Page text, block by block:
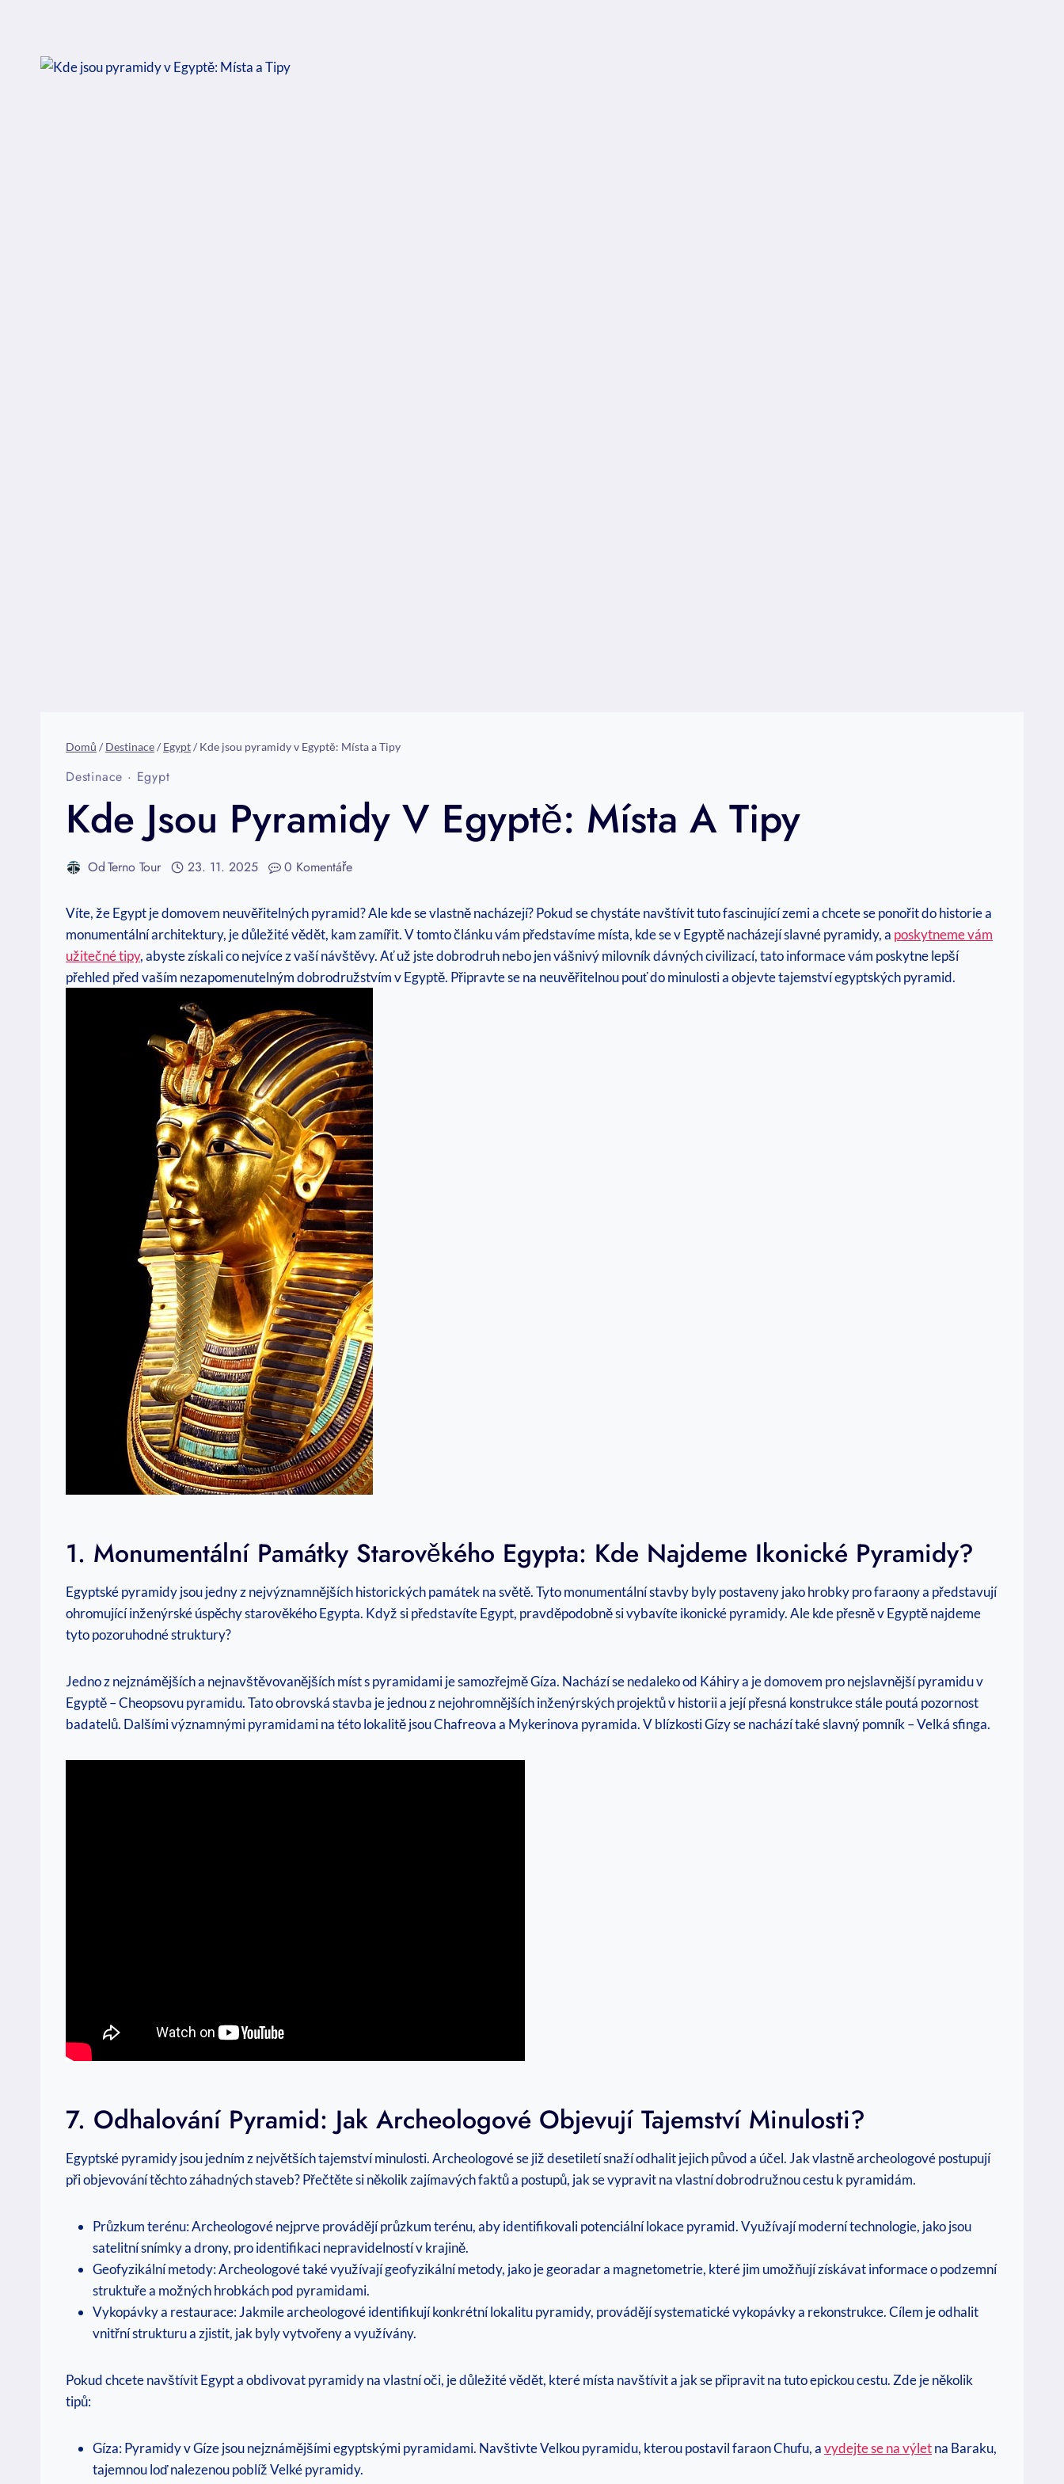
Domů / Destinace/ Egypt/ Kde jsou pyramidy v Egyptě: Místa a Tipy
Destinace · Egypt
Kde Jsou Pyramidy V Egyptě: Místa A Tipy
OdTerno Tour 23. 11. 2025 0 Komentáře
Víte, že Egypt je domovem neuvěřitelných pyramid? Ale kde se vlastně nacházejí? Pokud se chystáte navštívit tuto fascinující zemi a chcete se ponořit do historie a
monumentální architektury, je důležité vědět, kam zamířit. V tomto článku vám představíme místa, kde se v Egyptě nacházejí slavné pyramidy, a poskytneme vám
užitečné tipy, abyste získali co nejvíce z vaší návštěvy. Ať už jste dobrodruh nebo jen vášnivý milovník dávných civilizací, tato informace vám poskytne lepší
přehled před vaším nezapomenutelným dobrodružstvím v Egyptě. Připravte se na neuvěřitelnou pouť do minulosti a objevte tajemství egyptských pyramid.
1. Monumentální Památky Starověkého Egypta: Kde Najdeme Ikonické Pyramidy?
Egyptské pyramidy jsou jedny z nejvýznamnějších historických památek na světě. Tyto monumentální stavby byly postaveny jako hrobky pro faraony a představují
ohromující inženýrské úspěchy starověkého Egypta. Když si představíte Egypt, pravděpodobně si vybavíte ikonické pyramidy. Ale kde přesně v Egyptě najdeme
tyto pozoruhodné struktury?
Jedno z nejznámějších a nejnavštěvovanějších míst s pyramidami je samozřejmě Gíza. Nachází se nedaleko od Káhiry a je domovem pro nejslavnější pyramidu v
Egyptě – Cheopsovu pyramidu. Tato obrovská stavba je jednou z nejohromnějších inženýrských projektů v historii a její přesná konstrukce stále poutá pozornost
badatelů. Dalšími významnými pyramidami na této lokalitě jsou Chafreova a Mykerinova pyramida. V blízkosti Gízy se nachází také slavný pomník – Velká sfinga.
7. Odhalování Pyramid: Jak Archeologové Objevují Tajemství Minulosti?
Egyptské pyramidy jsou jedním z největších tajemství minulosti. Archeologové se již desetiletí snaží odhalit jejich původ a účel. Jak vlastně archeologové postupují
při objevování těchto záhadných staveb? Přečtěte si několik zajímavých faktů a postupů, jak se vypravit na vlastní dobrodružnou cestu k pyramidám.
Průzkum terénu: Archeologové nejprve provádějí průzkum terénu, aby identifikovali potenciální lokace pyramid. Využívají moderní technologie, jako jsou
satelitní snímky a drony, pro identifikaci nepravidelností v krajině.
Geofyzikální metody: Archeologové také využívají geofyzikální metody, jako je georadar a magnetometrie, které jim umožňují získávat informace o podzemní
struktuře a možných hrobkách pod pyramidami.
Vykopávky a restaurace: Jakmile archeologové identifikují konkrétní lokalitu pyramidy, provádějí systematické vykopávky a rekonstrukce. Cílem je odhalit
vnitřní strukturu a zjistit, jak byly vytvořeny a využívány.
Pokud chcete navštívit Egypt a obdivovat pyramidy na vlastní oči, je důležité vědět, které místa navštívit a jak se připravit na tuto epickou cestu. Zde je několik
tipů:
Gíza: Pyramidy v Gíze jsou nejznámějšími egyptskými pyramidami. Navštivte Velkou pyramidu, kterou postavil faraon Chufu, avydejte se na výletna Baraku,
tajemnou loď nalezenou poblíž Velké pyramidy.